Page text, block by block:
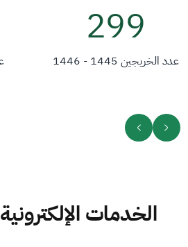
299
عدد الخريجين 1445 - 1446
الخدمات الإلكترونية